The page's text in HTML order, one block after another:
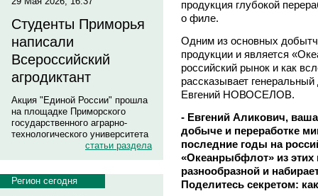
Студенты Приморья
написали
Всероссийский
агродиктант
Акция "Единой России" прошла
на площадке Приморского
государственного аграрно-
технологического университета
статьи раздела
Регион сегодня
продукция глубокой
о филе.
Одним из основных
продукции и является
российский рынок и как
рассказывает
Евгений НОВОСЕЛОВ.
- Евгений Аликович,
добыче и переработке
последние годы на
«Океанрыбфлот» из этих
разнообразной и
Поделитесь секретом: